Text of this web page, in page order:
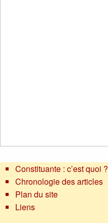
Constituante : c’est quoi ?
Chronologie des articles
Plan du site
Liens